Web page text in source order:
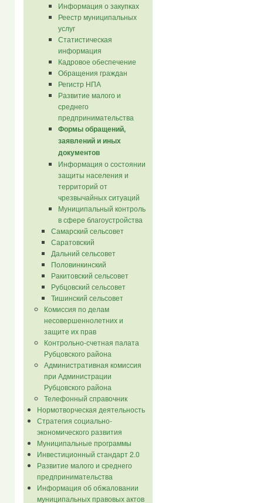
Информация о закупках
Реестр муниципальных
услуг
Статистическая
информация
Кадровое обеспечение
Обращения граждан
Регистр НПА
Развитие малого и
среднего
предпринимательства
Формы обращений,
заявлений и иных
документов
Информация о состоянии
защиты населения и
территорий от
чрезвычайных ситуаций
Муниципальный контроль
в сфере благоустройства
Самарский сельсовет
Саратовский
Дальний сельсовет
Половинкинский
Ракитовский сельсовет
Рубцовский сельсовет
Тишинский сельсовет
Комиссия по делам
несовершеннолетних и
защите их прав
Контрольно-счетная палата
Рубцовского района
Административная комиссия
при Администрации
Рубцовского района
Телефонный справочник
Нормотворческая деятельность
Стратегия социально-
экономического развития
Муниципальные программы
Инвестиционный стандарт 2.0
Развитие малого и среднего
предпринимательства
Информация об обжаловании
муниципальных правовых актов